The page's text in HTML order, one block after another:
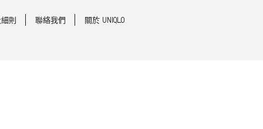
則 聯絡我們 關於 UNIQLO